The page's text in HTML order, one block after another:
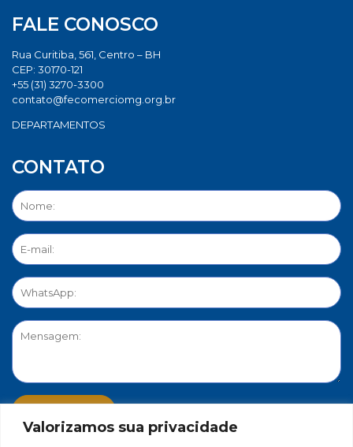
Valorizamos sua privacidade
FALE CONOSCO
Rua Curitiba, 561, Centro – BH
CEP: 30170-121
+55 (31) 3270-3300
contato@fecomerciomg.org.br
DEPARTAMENTOS
CONTATO